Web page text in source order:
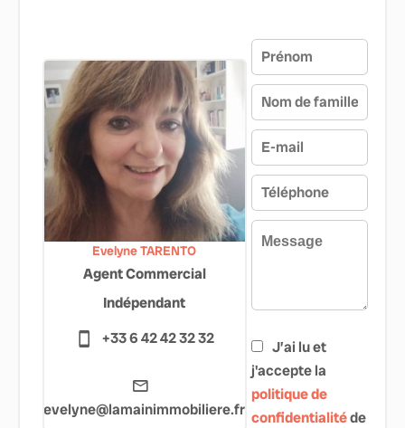
Evelyne TARENTO
Agent Commercial
Indépendant
+33 6 42 42 32 32
evelyne@lamainimmobiliere.fr
J’ai lu et
j'accepte la
politique de
confidentialitéde